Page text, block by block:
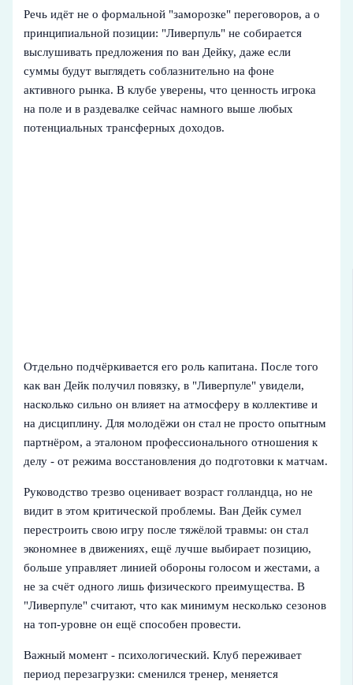
Речь идёт не о формальной "заморозке" переговоров, а о
принципиальной позиции: "Ливерпуль" не собирается
выслушивать предложения по ван Дейку, даже если
суммы будут выглядеть соблазнительно на фоне
активного рынка. В клубе уверены, что ценность игрока
на поле и в раздевалке сейчас намного выше любых
потенциальных трансферных доходов.
Отдельно подчёркивается его роль капитана. После того
как ван Дейк получил повязку, в "Ливерпуле" увидели,
насколько сильно он влияет на атмосферу в коллективе и
на дисциплину. Для молодёжи он стал не просто опытным
партнёром, а эталоном профессионального отношения к
делу - от режима восстановления до подготовки к матчам.
Руководство трезво оценивает возраст голландца, но не
видит в этом критической проблемы. Ван Дейк сумел
перестроить свою игру после тяжёлой травмы: он стал
экономнее в движениях, ещё лучше выбирает позицию,
больше управляет линией обороны голосом и жестами, а
не за счёт одного лишь физического преимущества. В
"Ливерпуле" считают, что как минимум несколько сезонов
на топ-уровне он ещё способен провести.
Важный момент - психологический. Клуб переживает
период перезагрузки: сменился тренер, меняется